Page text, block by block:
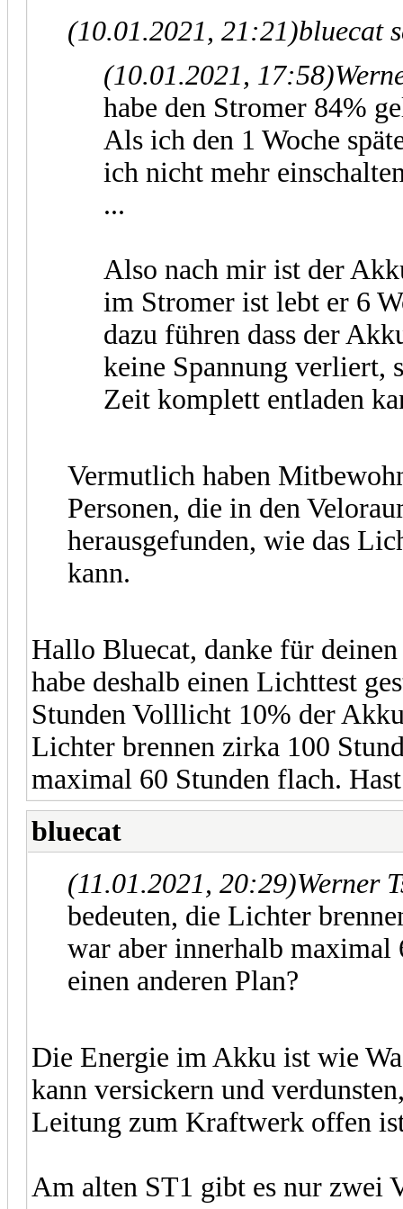
(10.01.2021, 21:21)bluecat
(10.01.2021, 17:58)
habe den Stromer 84%
Als ich den 1 Woche
ich nicht mehr
...
Also nach mir ist der
im Stromer ist lebt er 6
dazu führen dass der
keine Spannung verliert,
Zeit komplett entladen
Vermutlich haben
Personen, die in den
herausgefunden, wie das
kann.
Hallo Bluecat, danke für
habe deshalb einen Lichttest
Stunden Volllicht 10% der
Lichter brennen zirka 100
maximal 60 Stunden flach.
bluecat
(11.01.2021, 20:29)Werner
bedeuten, die Lichter
war aber innerhalb maximal
einen anderen Plan?
Die Energie im Akku ist wie
kann versickern und
Leitung zum Kraftwerk offen
Am alten ST1 gibt es nur zwei